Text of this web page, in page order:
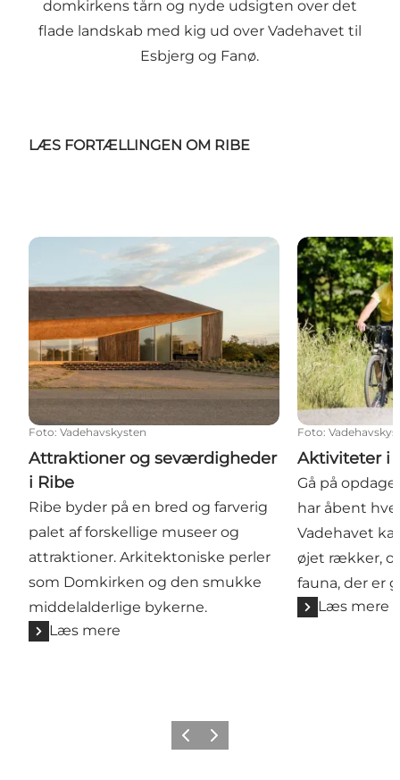
domkirkens tårn og nyde udsigten over det
flade landskab med kig ud over Vadehavet til
Esbjerg og Fanø.
LÆS FORTÆLLINGEN OM RIBE
Attraktioner og seværdigheder i Ribe
Foto: Vadehavskysten
Attraktioner og seværdigheder
i Ribe
Ribe byder på en bred og farverig
palet af forskellige museer og
attraktioner. Arkitektoniske perler
som Domkirken og den smukke
middelalderlige bykerne.
Læs mere
Aktiviteter i
Foto:
Aktiviteter i
Gå på
har åbent
Vadehavet
øjet rækker,
fauna, der er
Læs mere
ForrigeNæste